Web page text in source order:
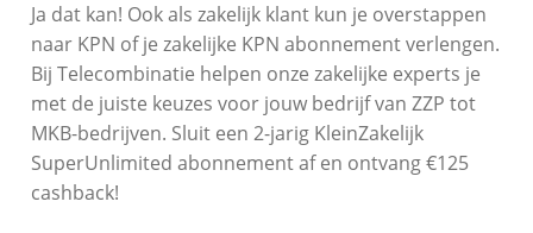
Ja dat kan! Ook als zakelijk klant kun je overstappen
naar KPN of je zakelijke KPN abonnement verlengen.
Bij Telecombinatie helpen onze zakelijke experts je
met de juiste keuzes voor jouw bedrijf van ZZP tot
MKB-bedrijven. Sluit een 2-jarig KleinZakelijk
SuperUnlimited abonnement af en ontvang €125
cashback!